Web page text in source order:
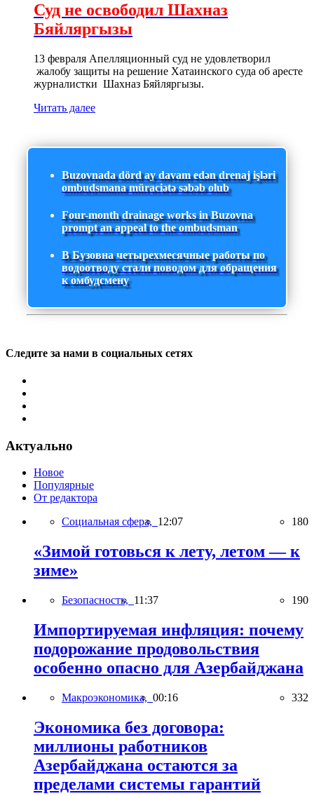
Суд не освободил Шахназ
Бяйляргызы
13 февраля Апелляционный суд не удовлетворил
жалобу защиты на решение Хатаинского суда об аресте
журналистки Шахназ Бяйляргызы.
Читать далее
Buzovnada dörd ay davam edən drenaj işləri
ombudsmana müraciətə səbəb olub
Four-month drainage works in Buzovna
prompt an appeal to the ombudsman
В Бузовна четырехмесячные работы по
водоотводу стали поводом для обращения
к омбудсмену
Следите за нами в социальных сетях
Актуально
Новое
Популярные
От редактора
Социальная сфера, 12:07 180
«Зимой готовься к лету, летом — к
зиме»
Безопасность, 11:37 190
Импортируемая инфляция: почему
подорожание продовольствия
особенно опасно для Азербайджана
Макроэкономика, 00:16 332
Экономика без договора:
миллионы работников
Азербайджана остаются за
пределами системы гарантий